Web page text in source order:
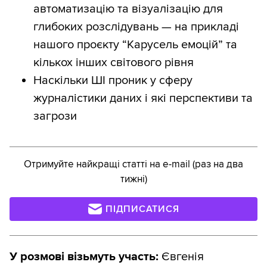
автоматизацію та візуалізацію для
глибоких розслідувань — на прикладі
нашого проєкту “Карусель емоцій” та
кількох інших світового рівня
Наскільки ШІ проник у сферу
журналістики даних і які перспективи та
загрози
Отримуйте найкращі статті на e-mail (раз на два
тижні)
ПІДПИСАТИСЯ
У розмові візьмуть участь: Євгенія